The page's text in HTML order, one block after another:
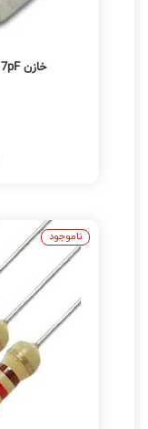
خازن 7pF پکیج 0603 SMD بسته 100 تایی
ناموجود